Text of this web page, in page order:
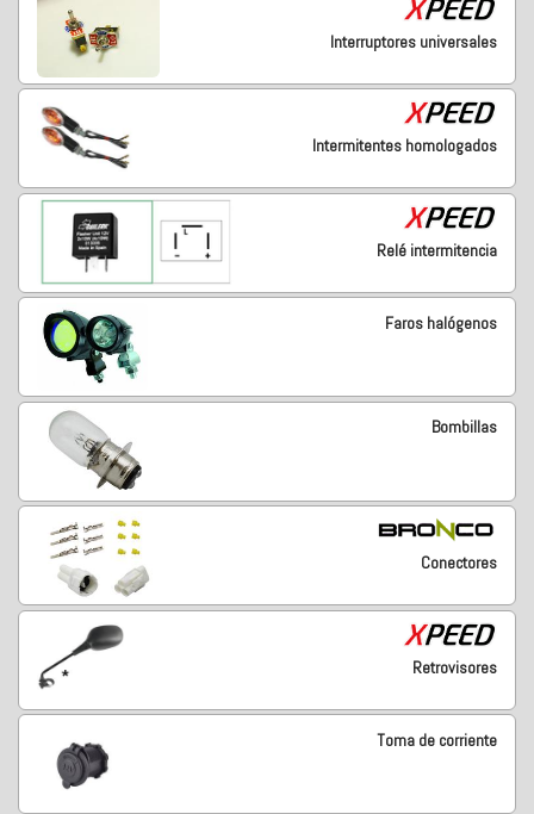
Interruptores universales
Intermitentes homologados
Relé intermitencia
Faros halógenos
Bombillas
Conectores
Retrovisores
Toma de corriente